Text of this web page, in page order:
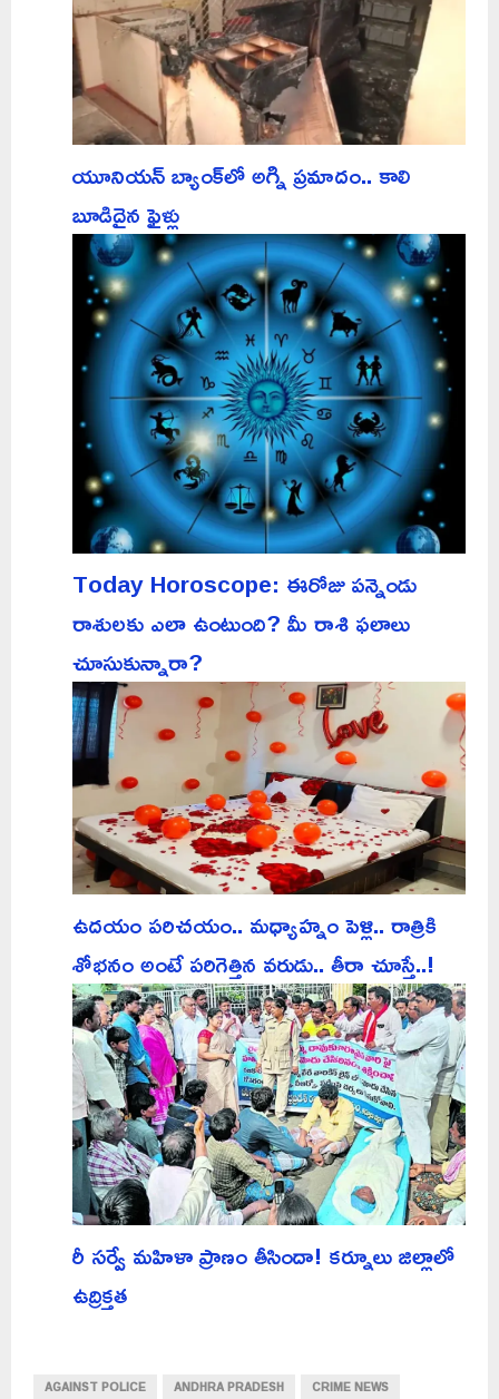
యూనియన్ బ్యాంక్‌లో అగ్ని ప్రమాదం.. కాలి
బూడిదైన ఫైళ్లు
Today Horoscope: ఈరోజు పన్నెండు
రాశులకు ఎలా ఉంటుంది? మీ రాశి ఫలాలు
చూసుకున్నారా?
ఉదయం పరిచయం.. మధ్యాహ్నం పెళ్లి.. రాత్రికి
శోభనం అంటే పరిగెత్తిన వరుడు.. తీరా చూస్తే..!
రీ సర్వే మహిళా ప్రాణం తీసిందా! కర్నూలు జిల్లాలో
ఉద్రిక్తత
AGAINST POLICE ANDHRA PRADESH
CRIME NEWS